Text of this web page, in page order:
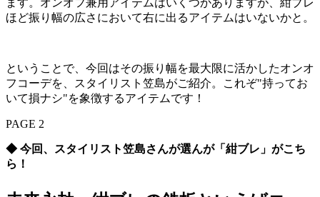
ほど振り幅の広さにおいて右に出るアイテムはいないかと。
ということで、今回はその振り幅を最大限に活かしたオンオ
フコーデを、スタイリスト笠島がご紹介。これぞ"持ってお
いて損ナシ"を象徴するアイテムです！
PAGE 2
◆ 今回、スタイリスト笠島さんが選んが「紺ブレ」がこち
ら！